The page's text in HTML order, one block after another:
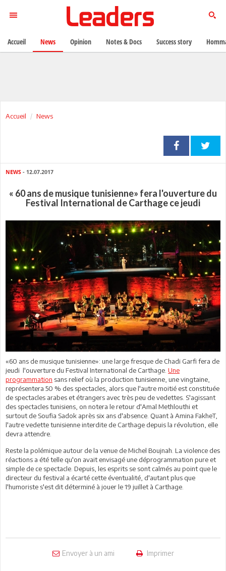
Accueil News
NEWS - 12.07.2017
« 60 ans de musique tunisienne» fera l'ouverture du
Festival International de Carthage ce jeudi
«60 ans de musique tunisienne»: une large fresque de Chadi Garfi fera de
jeudi l'ouverture du Festival International de Carthage. Une
programmation sans relief où la production tunisienne, une vingtaine,
représentera 50 % des spectacles, alors que l'autre moitié est constituée
de spectacles arabes et étrangers avec très peu de vedettes. S'agissant
des spectacles tunisiens, on notera le retour d'Amal Methlouthi et
surtout de Soufia Sadok après six ans d'absence. Quant à Amina FakheT,
l'autre vedette tunisienne interdite de Carthage depuis la révolution, elle
devra attendre.
Reste la polémique autour de la venue de Michel Boujnah. La violence des
réactions a été telle qu'on avait envisagé une déprogrammation pure et
simple de ce spectacle. Depuis, les esprits se sont calmés au point que le
directeur du festival a écarté cette éventualité, d'autant plus que
l'humoriste s'est dit déterminé à jouer le 19 juillet à Carthage.
Envoyer à un ami Imprimer
Accueil News Opinion Notes & Docs Success story